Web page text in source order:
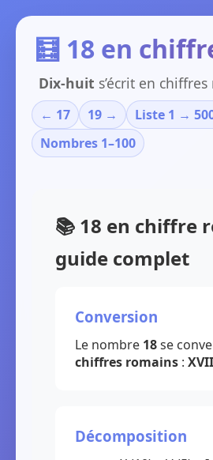
🧮 18 en
Dix-huit s’écrit en
← 17 19 →
Liste 1 →
Nombres 1–100
📚 18 en chiffre
guide complet
Conversion
Le nombre 18se
chiffres romains :
Décomposition